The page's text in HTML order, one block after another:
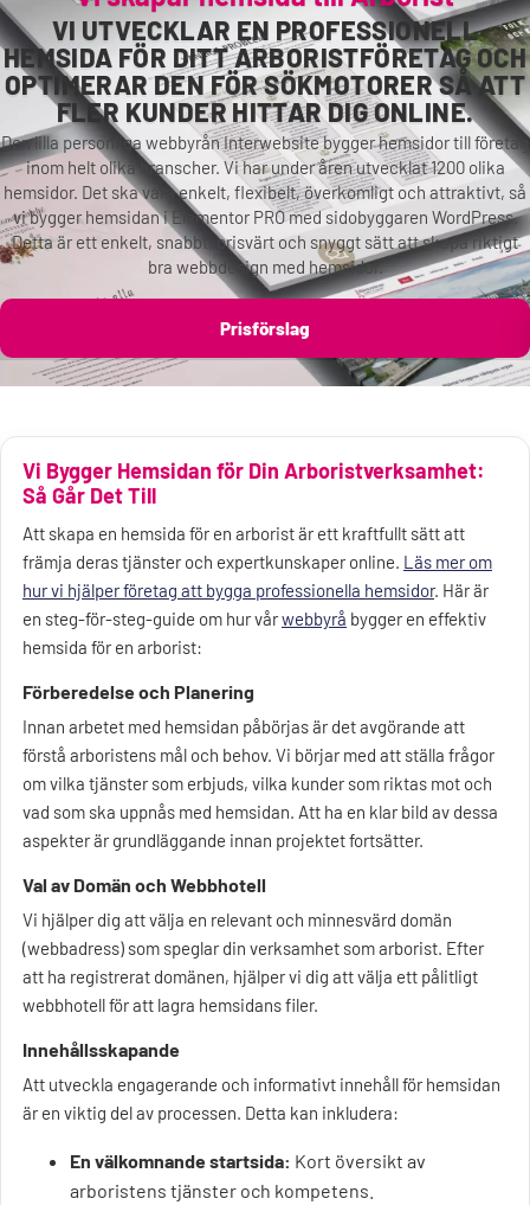
VI UTVECKLAR EN PROFESSIONELL
HEMSIDA FÖR DITT ARBORISTFÖRETAG OCH
OPTIMERAR DEN FÖR SÖKMOTORER SÅ ATT
FLER KUNDER HITTAR DIG ONLINE.
Den lilla personliga webbyrån Interwebsite bygger hemsidor till företag
inom helt olika branscher. Vi har under åren utvecklat 1200 olika
hemsidor. Det ska vara enkelt, flexibelt, överkomligt och attraktivt, så
vi bygger hemsidan i Elementor PRO med sidobyggaren WordPress.
Detta är ett enkelt, snabbt, prisvärt och snyggt sätt att skapa riktigt
bra webbdesign med hemsidor.
Prisförslag
Vi Bygger Hemsidan för Din Arboristverksamhet:
Så Går Det Till
Att skapa en hemsida för en arborist är ett kraftfullt sätt att
främja deras tjänster och expertkunskaper online. Läs mer om
hur vi hjälper företag att bygga professionella hemsidor. Här är
en steg-för-steg-guide om hur vårwebbyrå bygger en effektiv
hemsida för en arborist:
Förberedelse och Planering
Innan arbetet med hemsidan påbörjas är det avgörande att
förstå arboristens mål och behov. Vi börjar med att ställa frågor
om vilka tjänster som erbjuds, vilka kunder som riktas mot och
vad som ska uppnås med hemsidan. Att ha en klar bild av dessa
aspekter är grundläggande innan projektet fortsätter.
Val av Domän och Webbhotell
Vi hjälper dig att välja en relevant och minnesvärd domän
(webbadress) som speglar din verksamhet som arborist. Efter
att ha registrerat domänen, hjälper vi dig att välja ett pålitligt
webbhotell för att lagra hemsidans filer.
Innehållsskapande
Att utveckla engagerande och informativt innehåll för hemsidan
är en viktig del av processen. Detta kan inkludera:
En välkomnande startsida: Kort översikt av
arboristens tjänster och kompetens.